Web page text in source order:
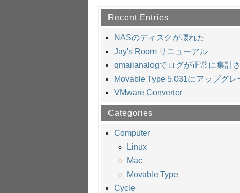
Recent Entries
NASのディスクが壊れた
Jay's Room リニューアル
qmailanalogでログが正常に集計
Movable Type 5.031にアップグレ
VMware Converter
Categories
Computer
Linux
Mac
Movable Type
Cycle